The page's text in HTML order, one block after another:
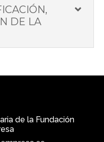
DE LA
de la Fundación